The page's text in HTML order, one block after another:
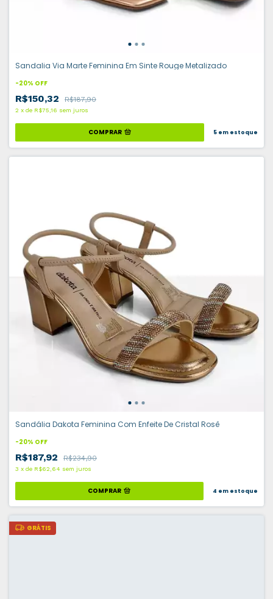
Sandalia Via Marte Feminina Em Sinte Rouge Metalizado
-20% OFF
R$150,32 R$187,90
2 x de R$75,16 sem juros
COMPRAR 5 em estoque
Sandália Dakota Feminina Com Enfeite De Cristal Rosê
-20% OFF
R$187,92 R$234,90
3 x de R$62,64 sem juros
COMPRAR 4 em estoque
GRÁTIS